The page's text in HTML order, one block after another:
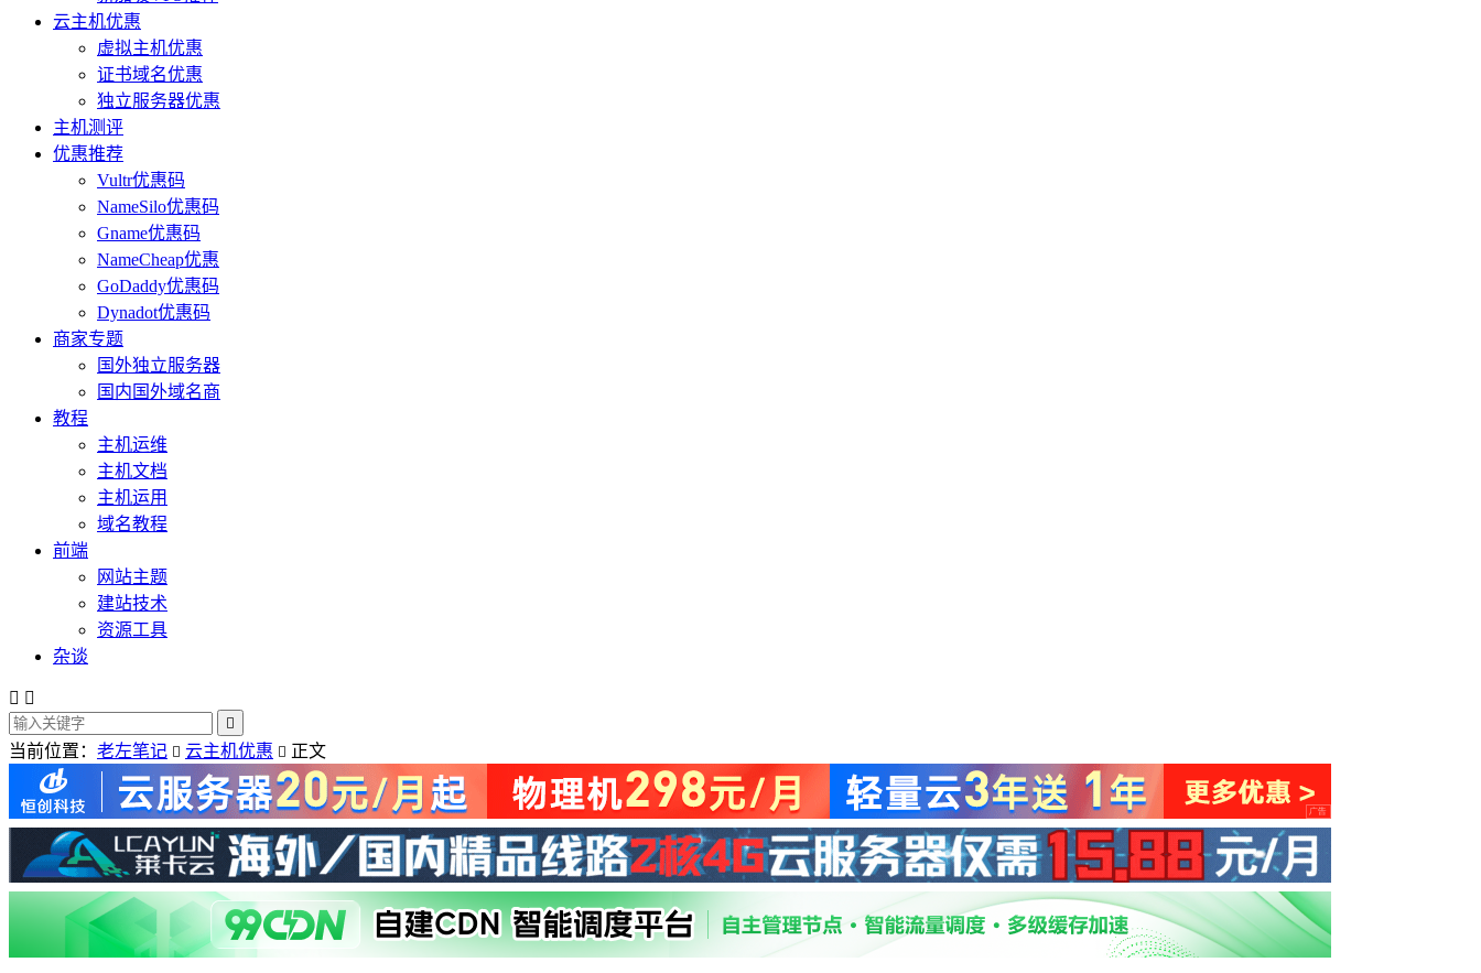
云主机优惠
虚拟主机优惠
证书域名优惠
独立服务器优惠
主机测评
优惠推荐
Vultr优惠码
NameSilo优惠码
Gname优惠码
NameCheap优惠
GoDaddy优惠码
Dynadot优惠码
商家专题
国外独立服务器
国内国外域名商
教程
主机运维
主机文档
主机运用
域名教程
前端
网站主题
建站技术
资源工具
杂谈
 

当前位置： 老左笔记  云主机优惠  正文